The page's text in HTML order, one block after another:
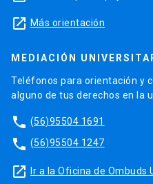
launch Más orientación
MEDIACIÓN
Teléfonos para orientación y
alguno de tus derechos en la
phone (56)95504 1691
phone (56)95504 1247
launch Ir a la Oficina de Ombuds